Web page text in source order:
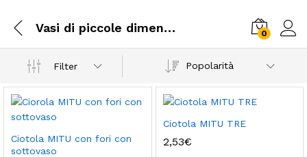
Vasi di piccole dimensioni 0
Filter Popolarità
Ciotola MITU con fori con
sottovaso
Ciotola MITU TRE
2,53€